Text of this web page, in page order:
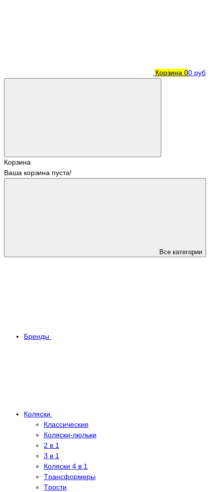
Корзина 00 руб
Корзина
Ваша корзина пуста!
Все категории
Бренды
Коляски
Классические
Коляски-люльки
2 в 1
3 в 1
Коляски 4 в 1
Tрансформеры
Tрости